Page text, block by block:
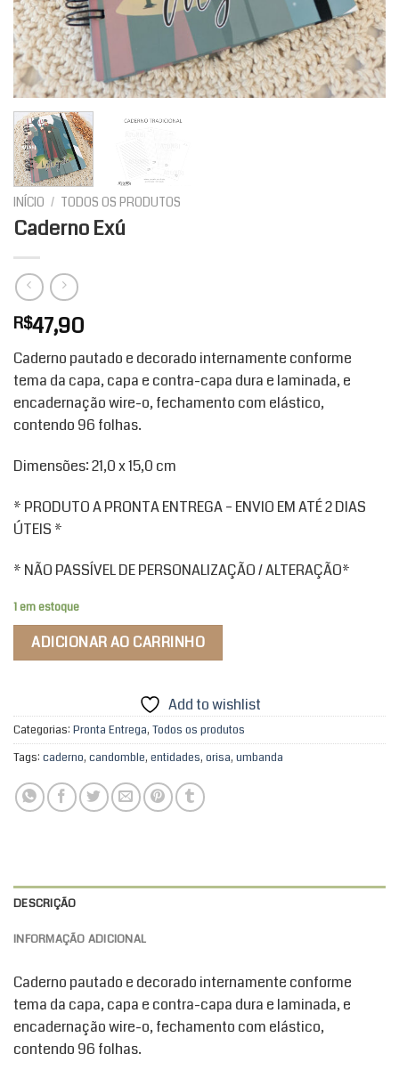
INÍCIO / TODOS OS PRODUTOS
Caderno Exú
R$47,90
Caderno pautado e decorado internamente conforme
tema da capa, capa e contra-capa dura e laminada, e
encadernação wire-o, fechamento com elástico,
contendo 96 folhas.
Dimensões: 21,0 x 15,0 cm
* PRODUTO A PRONTA ENTREGA – ENVIO EM ATÉ 2 DIAS
ÚTEIS *
* NÃO PASSÍVEL DE PERSONALIZAÇÃO / ALTERAÇÃO*
1 em estoque
ADICIONAR AO CARRINHO
Add to wishlist
Categorias: Pronta Entrega, Todos os produtos
Tags: caderno, candomble, entidades, orisa, umbanda
DESCRIÇÃO
INFORMAÇÃO ADICIONAL
Caderno pautado e decorado internamente conforme
tema da capa, capa e contra-capa dura e laminada, e
encadernação wire-o, fechamento com elástico,
contendo 96 folhas.